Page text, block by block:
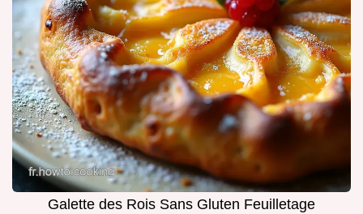
Galette des Rois Sans Gluten Feuilletage